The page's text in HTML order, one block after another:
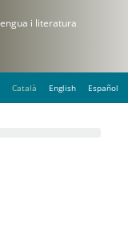
Català English Español